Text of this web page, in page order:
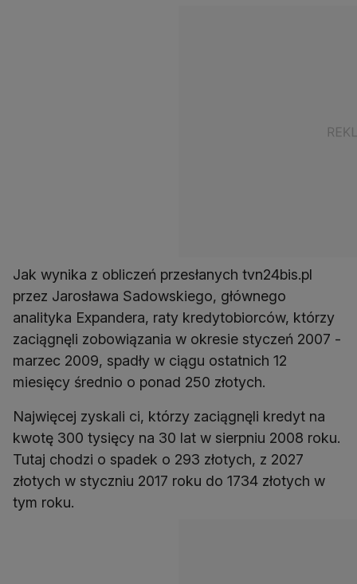
Jak wynika z obliczeń przesłanych tvn24bis.pl
przez Jarosława Sadowskiego, głównego
analityka Expandera, raty kredytobiorców, którzy
zaciągnęli zobowiązania w okresie styczeń 2007 -
marzec 2009, spadły w ciągu ostatnich 12
miesięcy średnio o ponad 250 złotych.
Najwięcej zyskali ci, którzy zaciągnęli kredyt na
kwotę 300 tysięcy na 30 lat w sierpniu 2008 roku.
Tutaj chodzi o spadek o 293 złotych, z 2027
złotych w styczniu 2017 roku do 1734 złotych w
tym roku.